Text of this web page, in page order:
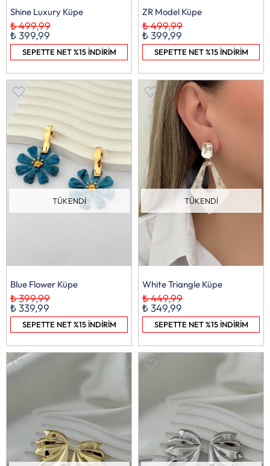
Shine Luxury Küpe
₺ 399,99
₺ 499,99
SEPETTE NET %15 İNDİRİM
ZR Model Küpe
₺ 399,99
₺ 499,99
SEPETTE NET %15 İNDİRİM
TÜKENDI
Blue Flower Küpe
₺ 339,99
₺ 399,99
SEPETTE NET %15 İNDİRİM
TÜKENDI
White Triangle Küpe
₺ 349,99
₺ 449,99
SEPETTE NET %15 İNDİRİM